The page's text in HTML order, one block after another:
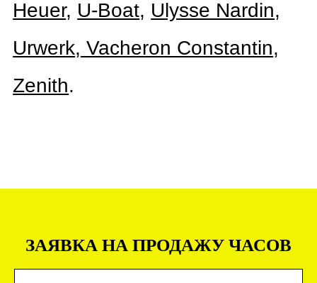
ЗАЯВКА НА ПРОДАЖУ ЧАСОВ